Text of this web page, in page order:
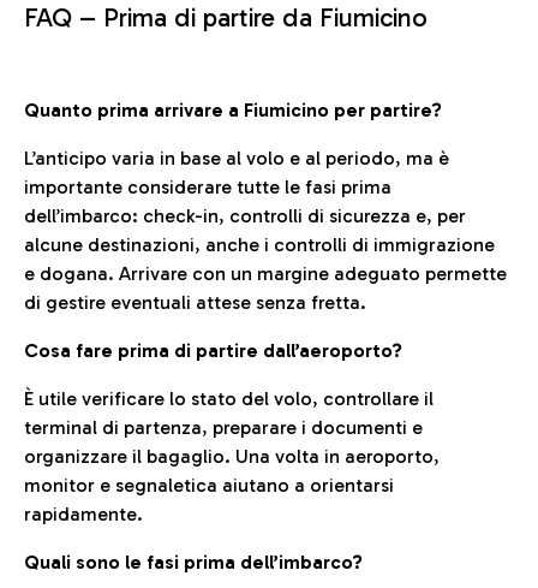
FAQ – Prima di partire da Fiumicino
Quanto prima arrivare a Fiumicino per partire?
L’anticipo varia in base al volo e al periodo, ma è
importante considerare tutte le fasi prima
dell’imbarco: check-in, controlli di sicurezza e, per
alcune destinazioni, anche i controlli di immigrazione
e dogana. Arrivare con un margine adeguato permette
di gestire eventuali attese senza fretta.
Cosa fare prima di partire dall’aeroporto?
È utile verificare lo stato del volo, controllare il
terminal di partenza, preparare i documenti e
organizzare il bagaglio. Una volta in aeroporto,
monitor e segnaletica aiutano a orientarsi
rapidamente.
Quali sono le fasi prima dell’imbarco?